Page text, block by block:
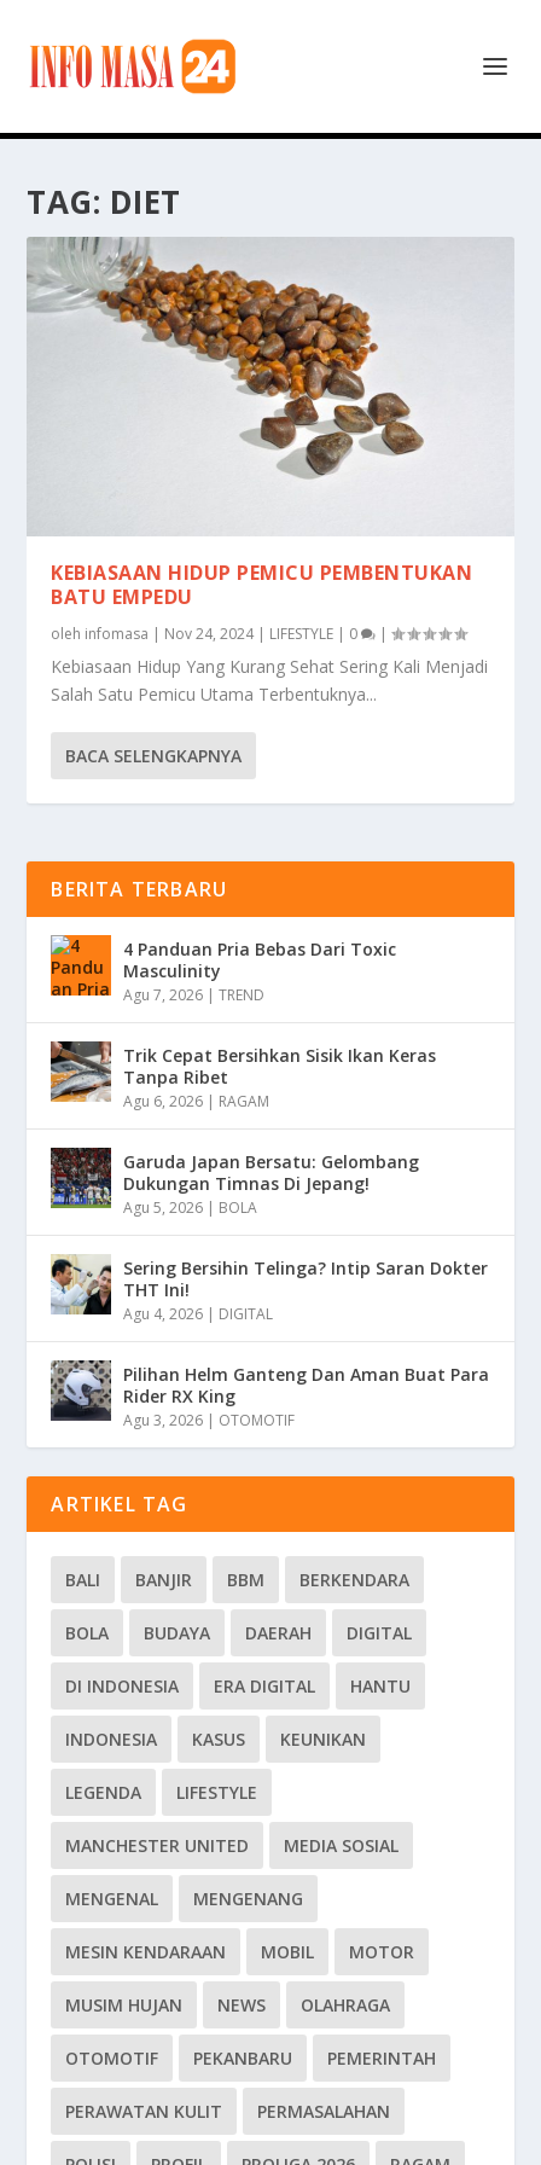
TAG: DIET
KEBIASAAN HIDUP PEMICU PEMBENTUKAN
BATU EMPEDU
oleh infomasa | Nov 24, 2024| LIFESTYLE | 0 |
Kebiasaan Hidup Yang Kurang Sehat Sering Kali Menjadi
Salah Satu Pemicu Utama Terbentuknya...
BACA SELENGKAPNYA
BERITA TERBARU
4 Panduan Pria Bebas Dari Toxic
Masculinity
Agu 7, 2026 |TREND
Trik Cepat Bersihkan Sisik Ikan Keras
Tanpa Ribet
Agu 6, 2026 | RAGAM
Garuda Japan Bersatu: Gelombang
Dukungan Timnas Di Jepang!
Agu 5, 2026 | BOLA
Sering Bersihin Telinga? Intip Saran Dokter
THT Ini!
Agu 4, 2026 | DIGITAL
Pilihan Helm Ganteng Dan Aman Buat Para
Rider RX King
Agu 3, 2026 | OTOMOTIF
ARTIKEL TAG
BALI BANJIR BBM BERKENDARA
BOLA BUDAYA DAERAH DIGITAL
DI INDONESIA ERA DIGITAL HANTU
INDONESIA KASUS KEUNIKAN
LEGENDA LIFESTYLE
MANCHESTER UNITED MEDIA SOSIAL
MENGENAL MENGENANG
MESIN KENDARAAN MOBIL MOTOR
MUSIM HUJAN NEWS OLAHRAGA
OTOMOTIF PEKANBARU PEMERINTAH
PERAWATAN KULIT PERMASALAHAN